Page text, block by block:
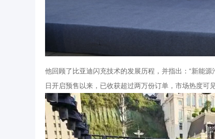
他回顾了比亚迪闪充技术的发展历程，并指出：“新能
日开启预售以来，已收获超过两万份订单，市场热度可见